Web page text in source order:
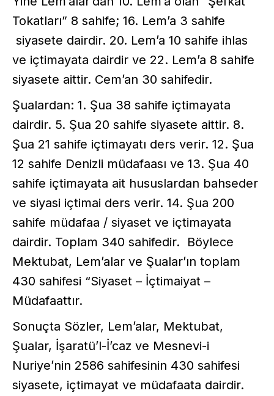
Tokatları” 8 sahife; 16. Lem’a 3 sahife
siyasete dairdir. 20. Lem’a 10 sahife ihlas
ve içtimayata dairdir ve 22. Lem’a 8 sahife
siyasete aittir. Cem’an 30 sahifedir.
Şualardan: 1. Şua 38 sahife içtimayata
dairdir. 5. Şua 20 sahife siyasete aittir. 8.
Şua 21 sahife içtimayatı ders verir. 12. Şua
12 sahife Denizli müdafaası ve 13. Şua 40
sahife içtimayata ait hususlardan bahseder
ve siyasi içtimai ders verir. 14. Şua 200
sahife müdafaa / siyaset ve içtimayata
dairdir. Toplam 340 sahifedir. Böylece
Mektubat, Lem’alar ve Şualar’ın toplam
430 sahifesi “Siyaset – İçtimaiyat –
Müdafaattır.
Sonuçta Sözler, Lem’alar, Mektubat,
Şualar, İşaratü’l-İ’caz ve Mesnevi-i
Nuriye’nin 2586 sahifesinin 430 sahifesi
siyasete, içtimayat ve müdafaata dairdir.